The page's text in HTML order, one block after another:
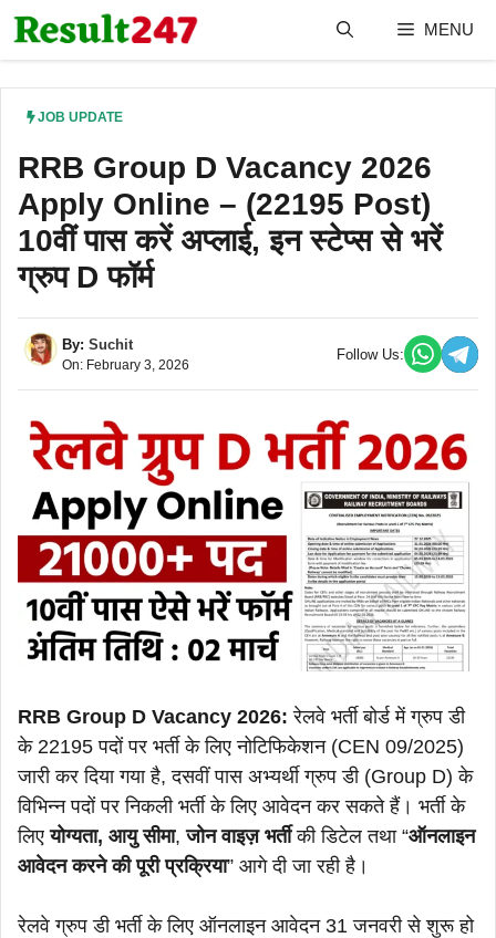
Skip
to
MENU
JOB UPDATE
RRB Group D Vacancy 2026
Apply Online – (22195 Post)
10वीं पास करें अप्लाई, इन स्टेप्स से भरें
ग्रुप D फॉर्म
By: Suchit
On: February 3, 2026
Follow Us:
RRB Group D Vacancy 2026: रेलवे भर्ती बोर्ड में ग्रुप डी
के 22195 पदों पर भर्ती के लिए नोटिफिकेशन (CEN 09/2025)
जारी कर दिया गया है, दसवीं पास अभ्यर्थी ग्रुप डी (Group D) के
विभिन्न पदों पर निकली भर्ती के लिए आवेदन कर सकते हैं। भर्ती के
लिएयोग्यता, आयु सीमा,जोन वाइज़ भर्तीकी डिटेल तथा “ऑनलाइन
आवेदन करने की पूरी प्रक्रिया” आगे दी जा रही है।
रेलवे ग्रुप डी भर्ती के लिए ऑनलाइन आवेदन 31 जनवरी से शुरू हो